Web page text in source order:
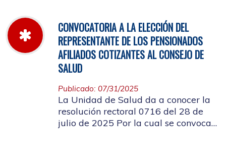
CONVOCATORIA A LA ELECCIÓN DEL
REPRESENTANTE DE LOS PENSIONADOS
AFILIADOS COTIZANTES AL CONSEJO DE
SALUD
Publicado: 07/31/2025
La Unidad de Salud da a conocer la
resolución rectoral 0716 del 28 de
julio de 2025 Por la cual se convoca